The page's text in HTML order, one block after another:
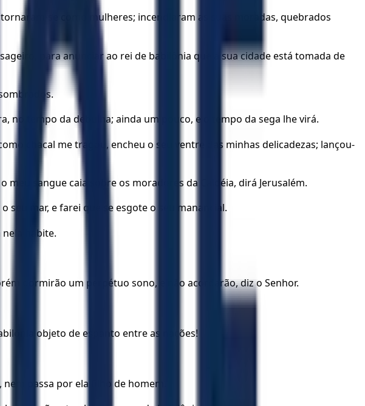
se como mulheres; incendiaram as suas moradas, quebrados
para anunciar ao rei de babilônia que a sua cidade está tomada de
no tempo da debulha; ainda um pouco, e o tempo da sega lhe virá.
chacal me tragou, encheu o seu ventre das minhas delicadezas; lançou-
meu sangue caia sobre os moradores da Caldéia, dirá Jerusalém.
seu mar, e farei que se esgote o seu manancial.
nela habite.
dormirão um perpétuo sono, e não acordarão, diz o Senhor.
objeto de espanto entre as nações!
passa por ela filho de homem.